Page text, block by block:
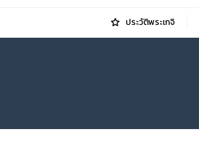
ประวัติพระเกจิ